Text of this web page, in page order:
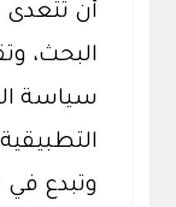
أن
البحث،
سياسة
وتبدع في